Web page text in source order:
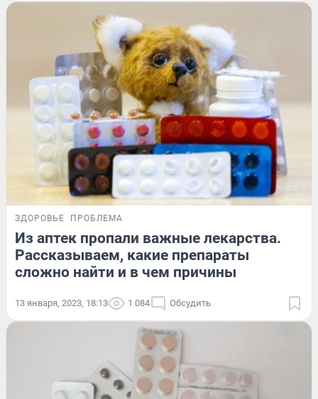
ЗДОРОВЬЕ ПРОБЛЕМА
Из аптек пропали важные лекарства.
Рассказываем, какие препараты
сложно найти и в чем причины
13 января, 2023, 18:13 1 084 Обсудить